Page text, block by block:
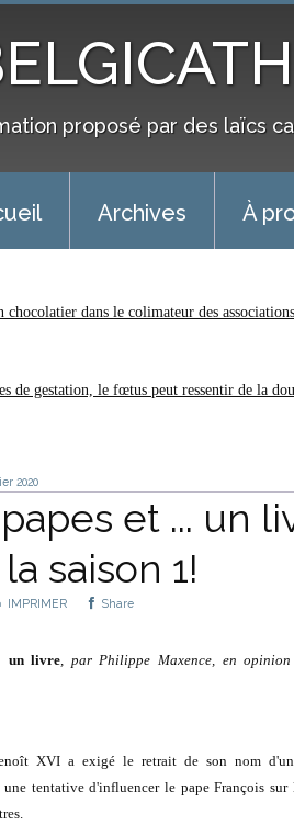
proposé par des laïcs
Archives À
chocolatier dans le colimateur des
de gestation, le fœtus peut ressentir de la
2020
et ... un
saison 1!
IMPRIMER Share
un livre , par Philippe Maxence, en opinion
XVI a exigé le retrait de son nom d'un
une tentative d'influencer le pape François sur